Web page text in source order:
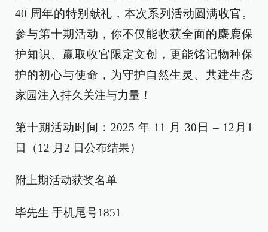
40 周年的特别献礼，本次系列活动圆满收官。
参与第十期活动，你不仅能收获全面的麋鹿保
护知识、赢取收官限定文创，更能铭记物种保
护的初心与使命，为守护自然生灵、共建生态
家园注入持久关注与力量！
第十期活动时间：2025 年 11 月 30日 – 12月1
日（12 月2 日公布结果）
附上期活动获奖名单
毕先生 手机尾号1851